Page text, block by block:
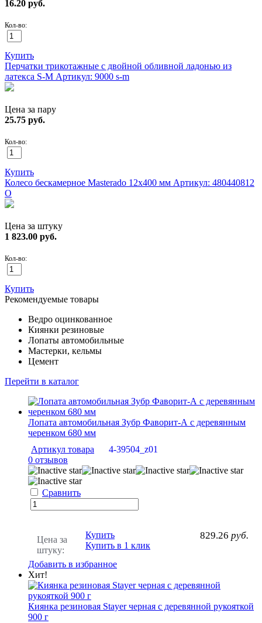
16.20 руб.
Кол-во:
Купить
Перчатки трикотажные с двойной обливной ладонью из
латекса S-M Артикул: 9000 s-m
Цена за пару
25.75 руб.
Кол-во:
Купить
Колесо бескамерное Masterado 12х400 мм Артикул: 480440812
О
Цена за штуку
1 823.00 руб.
Кол-во:
Купить
Рекомендуемые товары
Ведро оцинкованное
Киянки резиновые
Лопаты автомобильные
Мастерки, кельмы
Цемент
Перейти в каталог
Лопата автомобильная Зубр Фаворит-А с деревянным
черенком 680 мм
Артикул товара
4-39504_z01
0 отзывов
Сравнить
Цена за
штуку:
829.26 руб.
Купить
Купить в 1 клик
Добавить в избранное
Хит!
Киянка резиновая Stayer черная с деревянной рукояткой
900 г